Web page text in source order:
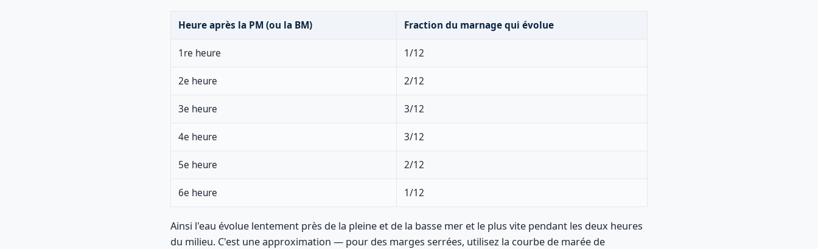
Heure après la PM (ou la BM) Fraction du marnage qui évolue
1re heure 1/12
2e heure 2/12
3e heure 3/12
4e heure 3/12
5e heure 2/12
6e heure 1/12
Ainsi l'eau évolue lentement près de la pleine et de la basse mer et le plus vite pendant les deux heures
du milieu. C'est une approximation — pour des marges serrées, utilisez la courbe de marée de